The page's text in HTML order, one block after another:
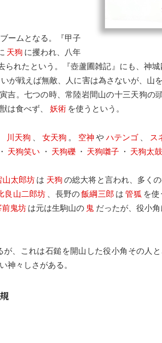
ームとなる。『甲子
天狗 に攫われ、八年
れたという。『壺蘆圃雑記』にも、神
が戦えば無敵、人に害は為さないが、山
吉。七つの時、常陸岩間山の十三天狗の
は食べず、 妖術 を使うという。
川天狗 女天狗 。 空神 や ハテンゴ ス
・ 天狗笑い ・ 天狗礫 ・ 天狗囃子 ・ 天狗太鼓
山太郎坊 は 天狗 の総大将と言われ、多く
良山二郎坊 、長野の飯綱三郎 は 管狐 を使
前鬼坊 は元は生駒山の 鬼 だったが、役小
が、これは石鎚を開山した役小角その人
神々しさがある。